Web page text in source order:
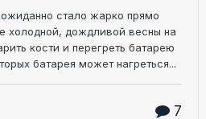
стало жарко прямо
холодной, дождливой весны на
кости и перегреть батарею
батарея может нагреться...
7